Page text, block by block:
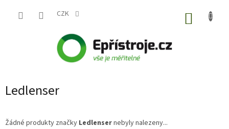
CZK
Ledlenser
Žádné produkty značky Ledlensernebyly nalezeny...